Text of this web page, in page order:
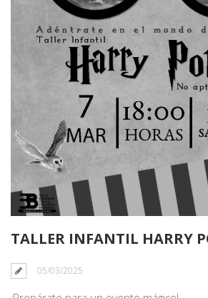
TALLER INFANTIL HARRY
05/03/2025